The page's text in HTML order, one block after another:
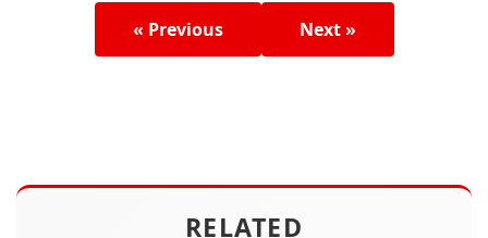
« Previous Next »
RELATED